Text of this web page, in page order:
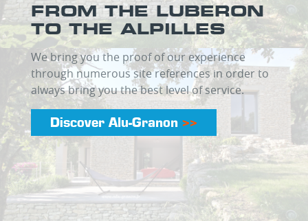
FROM THE LUBERON
TO THE ALPILLES
We bring you the proof of our experience
through numerous site references in order to
always bring you the best level of service.
Discover Alu-Granon>>